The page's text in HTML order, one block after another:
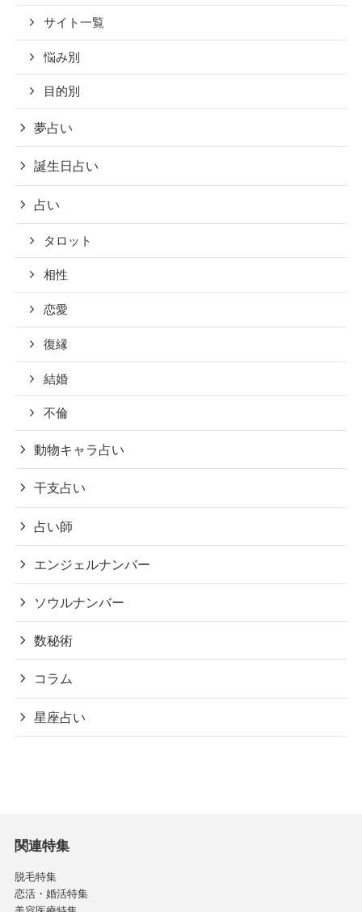
サイト一覧
悩み別
目的別
夢占い
誕生日占い
占い
タロット
相性
恋愛
復縁
結婚
不倫
動物キャラ占い
干支占い
占い師
エンジェルナンバー
ソウルナンバー
数秘術
コラム
星座占い
関連特集
脱毛特集
恋活・婚活特集